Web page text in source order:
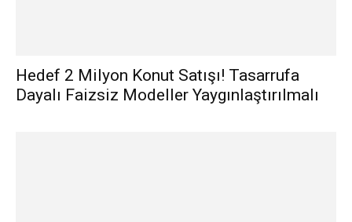
Hedef 2 Milyon Konut Satışı! Tasarrufa
Dayalı Faizsiz Modeller Yaygınlaştırılmalı